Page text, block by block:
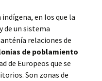
en los que la
de un sistema
relaciones de
de poblamiento
de Europeos que se
Son zonas de